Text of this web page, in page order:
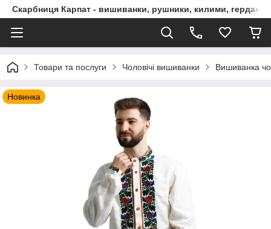
Скарбниця Карпат - вишиванки, рушники, килими, гердани,
Товари та послуги Чоловічі вишиванки Вишиванка
Новинка